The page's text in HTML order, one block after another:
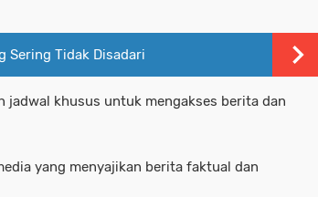
Sering Tidak Disadari
jadwal khusus untuk mengakses berita dan
yang menyajikan berita faktual dan